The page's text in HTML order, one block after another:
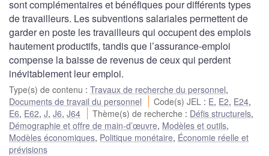
sont complémentaires et bénéfiques pour différents types
de travailleurs. Les subventions salariales permettent de
garder en poste les travailleurs qui occupent des emplois
hautement productifs, tandis que l’assurance-emploi
compense la baisse de revenus de ceux qui perdent
inévitablement leur emploi.
Type(s) de contenu : Travaux de recherche du personnel,
Documents de travail du personnel
Code(s) JEL : E, E2, E24,
E6, E62, J, J6, J64 Thème(s) de recherche : Défis structurels,
Démographie et offre de main-d’œuvre, Modèles et outils,
Modèles économiques, Politique monétaire, Économie réelle et
prévisions